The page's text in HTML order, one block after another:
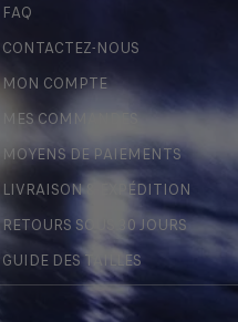
FAQ
CONTACTEZ-NOUS
MON COMPTE
MES COMMANDES
MOYENS DE PAIEMENTS
LIVRAISON & EXPÉDITION
RETOURS SOUS 30 JOURS
GUIDE DES TAILLES